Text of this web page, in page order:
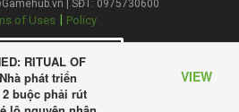
RITUAL OF
phát triển
buộc phải rút
VIEW
| SĐT: 0975730600
of Uses | Policy
Liên hệ đăng bài